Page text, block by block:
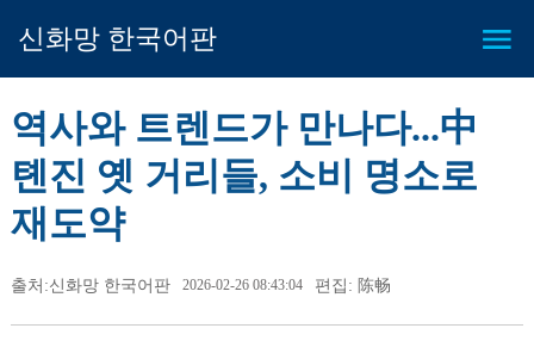
신화망 한국어판
역사와 트렌드가 만나다...中
톈진 옛 거리들, 소비 명소로
재도약
출처:신화망 한국어판 2026-02-26 08:43:04 편집: 陈畅